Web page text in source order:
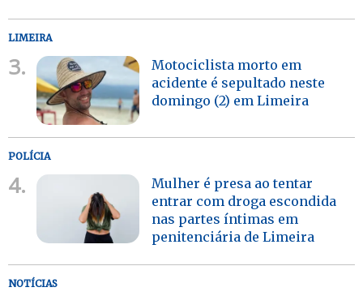
LIMEIRA
3.
Motociclista morto em
acidente é sepultado neste
domingo (2) em Limeira
POLÍCIA
4.
Mulher é presa ao tentar
entrar com droga escondida
nas partes íntimas em
penitenciária de Limeira
NOTÍCIAS